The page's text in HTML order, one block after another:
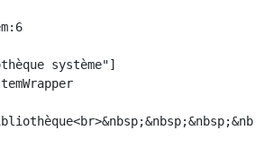
système"]